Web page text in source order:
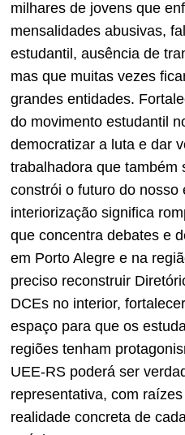
milhares de jovens que
mensalidades abusivas,
estudantil, ausência de
mas que muitas vezes
grandes entidades.
do movimento estudantil
democratizar a luta e dar
trabalhadora que também
constrói o futuro do nosso
interiorização significa
que concentra debates e
em Porto Alegre e na
preciso reconstruir
DCEs no interior,
espaço para que os
regiões tenham
UEE-RS poderá ser
representativa, com
realidade concreta de